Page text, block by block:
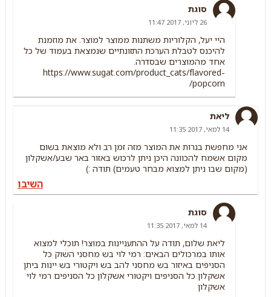
סוגת
26 ליוני, 2017 11:47
היי יעל, הקלוריות משתנות ממוצר למוצר. את מוזמנת
להיכנס לטבלת הערכת התזונתיים שנמצאת בעמוד של כל
אחד מהמוצרים שבסדרה.
https://www.sugat.com/product_cats/flavored-
popcorn/
ליאת
14 למאי, 2017 11:35
אני מחפשת בנרות את המוצר מזה זמן רב ולא מוצאת בשום
מקום אשמח להכוונה היכן ניתן לרכוש באזור באר שבע/אשקלון
(מקום שבו ניתן למצוא מבחר טעמים) תודה :)
השיבו
סוגת
14 למאי, 2017 11:35
ליאת שלום, תודה על ההתעניינות במוצר! תוכלי למצוא
אותו במרכולים הבאים: רמי לוי בש מחסני השוק כל
הסניפים באיזור בש מחסני להב בש ויקטורי בש יינות ביתן
אשקלון כל הסניפים ויקטורי אשקלון כל הסניפים רמי לוי
אשקלון